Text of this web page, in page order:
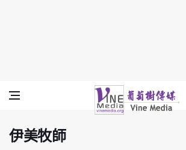
伊美牧師
Vine Media
葡萄樹傳媒
伊美牧師